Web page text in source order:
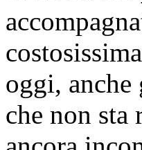
oggi, anche
che non sta